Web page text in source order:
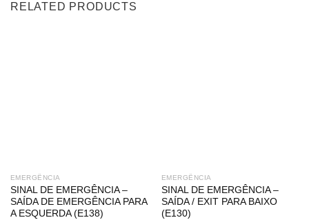
RELATED PRODUCTS
EMERGÊNCIA
SINAL DE EMERGÊNCIA –
SAÍDA DE EMERGÊNCIA PARA
A ESQUERDA (E138)
EMERGÊNCIA
SINAL DE EMERGÊNCIA –
SAÍDA / EXIT PARA BAIXO
(E130)